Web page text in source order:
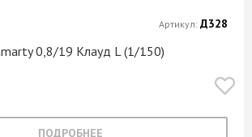
0,8/19 Клауд L (1/150)
ПОДРОБНЕЕ
Артикул: Д328